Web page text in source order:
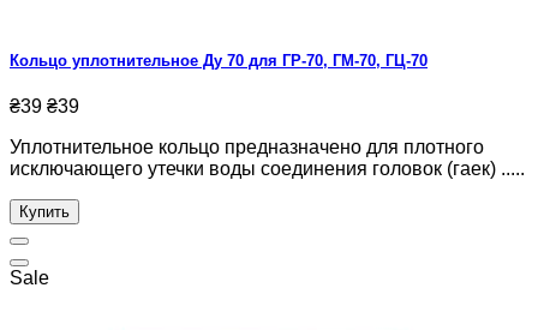
Кольцо уплотнительное Ду 70 для ГР-70, ГМ-70, ГЦ-70
₴39 ₴39
Уплотнительное кольцо предназначено для плотного
исключающего утечки воды соединения головок (гаек) .....
Купить
Sale